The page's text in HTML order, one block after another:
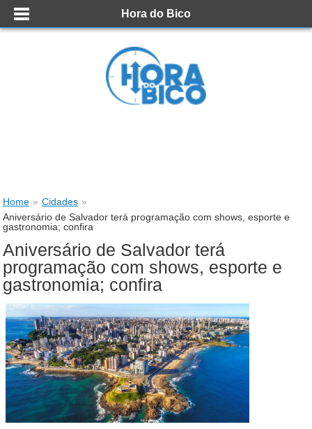
Hora do Bico
Home » Cidades »
Aniversário de Salvador terá programação com shows, esporte e
gastronomia; confira
Aniversário de Salvador terá
programação com shows, esporte e
gastronomia; confira